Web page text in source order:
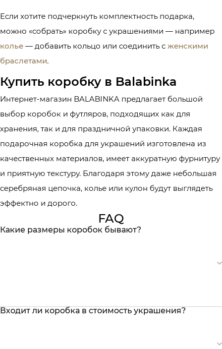
Если хотите подчеркнуть комплектность подарка,
можно «собрать» коробку с украшениями — например
колье — добавить кольцо или соединить с женскими
браслетами.
Купить коробку в Balabinka
Интернет-магазин BALABINKA предлагает большой
выбор коробок и футляров, подходящих как для
хранения, так и для праздничной упаковки. Каждая
подарочная коробка для украшений изготовлена ​​из
качественных материалов, имеет аккуратную фурнитуру
и приятную текстуру. Благодаря этому даже небольшая
серебряная цепочка, колье или кулон будут выглядеть
эффектно и дорого.
FAQ
Какие размеры коробок бывают?
Входит ли коробка в стоимость украшения?